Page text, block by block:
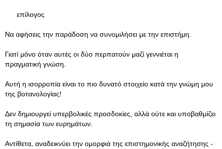
επίλογος
Να αφήσεις την παράδοση να συνομιλήσει με την επιστήμη.
Γιατί μόνο όταν αυτές οι δύο περπατούν μαζί γεννιέται η
πραγματική γνώση.
Αυτή η ισορροπία είναι το πιο δυνατό στοιχείο κατά την γνώμη μου
της βοτανολογίας!
Δεν δημιουργεί υπερβολικές προσδοκίες, αλλά ούτε και υποβαθμίζει
τη σημασία των ευρημάτων.
Αντίθετα, αναδεικνύει την ομορφιά της επιστημονικής αναζήτησης -